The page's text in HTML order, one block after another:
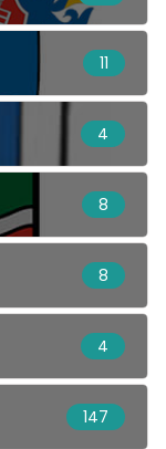
11
4
8
8
4
147